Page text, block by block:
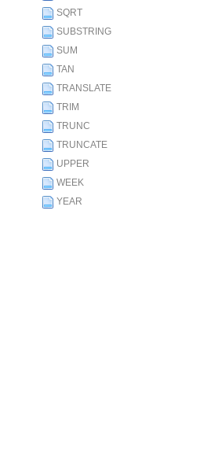
SQRT
SUBSTRING
SUM
TAN
TRANSLATE
TRIM
TRUNC
TRUNCATE
UPPER
WEEK
YEAR